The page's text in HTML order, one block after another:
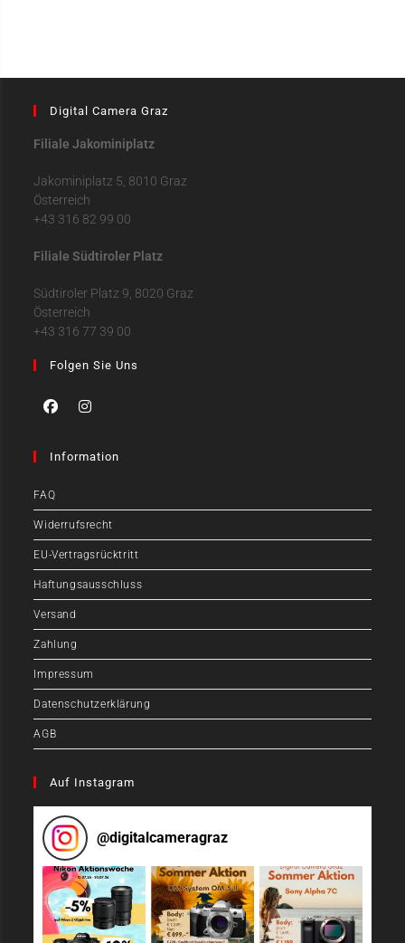
Digital Camera Graz
Filiale Jakominiplatz
Jakominiplatz 5, 8010 Graz
Österreich
+43 316 82 99 00
Filiale Südtiroler Platz
Südtiroler Platz 9, 8020 Graz
Österreich
+43 316 77 39 00
Folgen Sie Uns
Information
FAQ
Widerrufsrecht
EU-Vertragsrücktritt
Haftungsausschluss
Versand
Zahlung
Impressum
Datenschutzerklärung
AGB
Auf Instagram
@digitalcameragraz